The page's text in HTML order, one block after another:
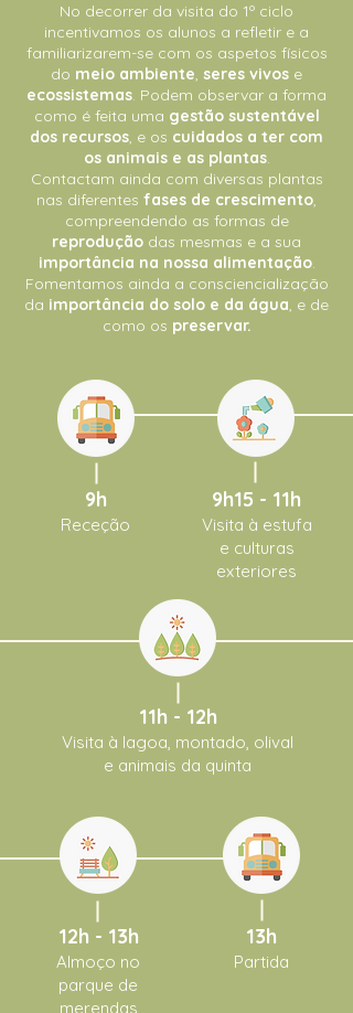
No decorrer da visita do 1º ciclo
incentivamos os alunos a refletir e a
familiarizarem-se com os aspetos físicos
do meio ambiente, seres vivos e
ecossistemas. Podem observar a forma
como é feita uma gestão sustentável
dos recursos, e os cuidados a ter com
os animais e as plantas.
Contactam ainda com diversas plantas
nas diferentes fases de crescimento,
compreendendo as formas de
reprodução das mesmas e a sua
importância na nossa alimentação.
Fomentamos ainda a consciencialização
da importância do solo e da água, e de
como os preservar.
9h
Receção
9h15 - 11h
Visita à estufa
e culturas
exteriores
11h - 12h
Visita à lagoa, montado, olival
e animais da quinta
12h - 13h
Almoço no
parque de
merendas
13h
Partida